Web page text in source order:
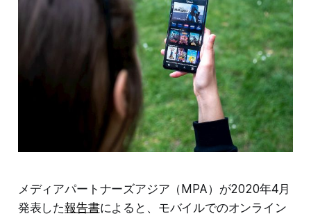
メディアパートナーズアジア（MPA）が2020年4月
発表した報告書によると、モバイルでのオンライン